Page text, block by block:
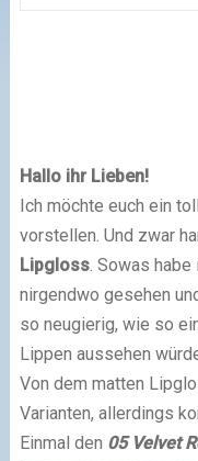
Hallo ihr Lieben!
Ich möchte euch ein
vorstellen. Und zwar
Lipgloss. Sowas habe
nirgendwo gesehen
so neugierig, wie so
Lippen aussehen
Von dem matten
Varianten, allerdings
Einmal den 05 Velvet